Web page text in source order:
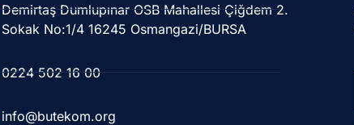
Demirtaş Dumlupınar OSB Mahallesi Çiğdem 2.
Sokak No:1/4 16245 Osmangazi/BURSA
0224 502 16 00
info@butekom.org